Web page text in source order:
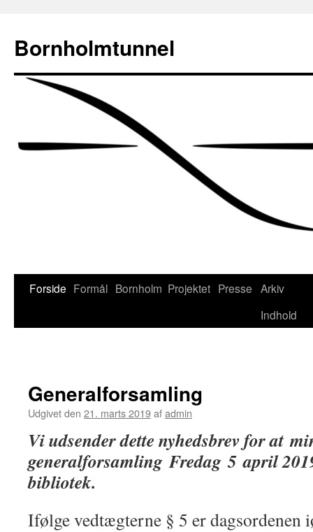
Bornholmtunnel
Hop
Forside Formål Bornholm Projektet Presse Arkiv
Indhold
Generalforsamling
Udgivet den 21. marts 2019afadmin
Vi udsender dette nyhedsbrev for at
generalforsamlingFredag 5 april 201
bibliotek.
Ifølge vedtægterne § 5 er dagsordenen